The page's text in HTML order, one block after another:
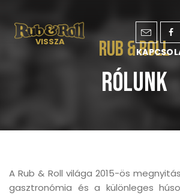
VISSZA Rub & Roll
Rólunk
A Rub & Roll világa 2015-ös
gasztronómia és a különleges